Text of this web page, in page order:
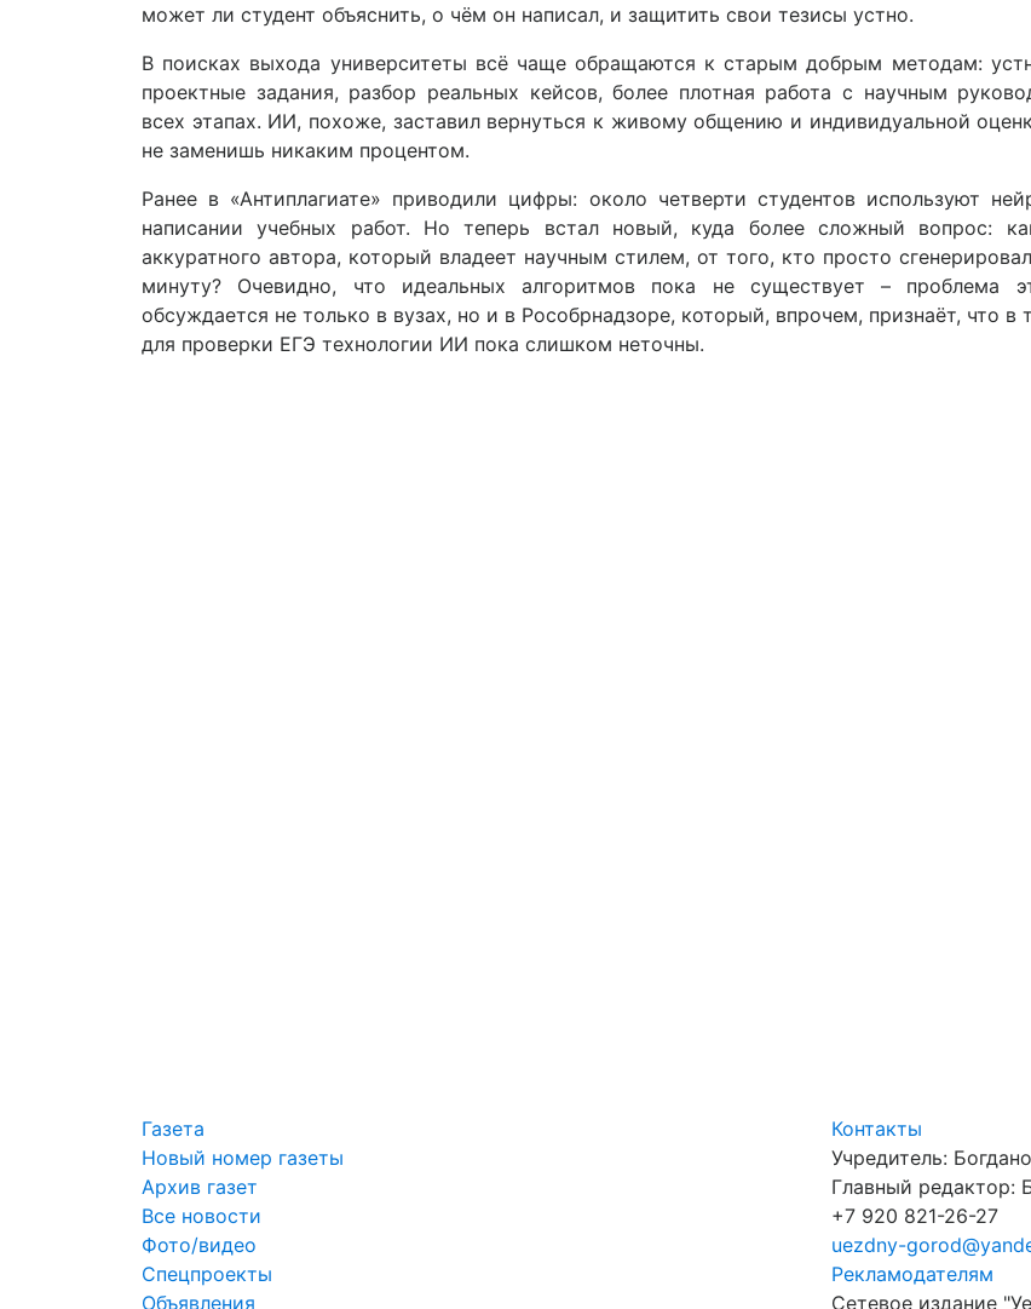
может ли студент объяснить, о чём он написал, и защитить свои тезисы устно.
В поисках выхода университеты всё чаще обращаются к старым добрым методам:
проектные задания, разбор реальных кейсов, более плотная работа с научным
всех этапах. ИИ, похоже, заставил вернуться к живому общению и индивидуальной
не заменишь никаким процентом.
Ранее в «Антиплагиате» приводили цифры: около четверти студентов используют
написании учебных работ. Но теперь встал новый, куда более сложный вопрос:
аккуратного автора, который владеет научным стилем, от того, кто просто
минуту? Очевидно, что идеальных алгоритмов пока не существует – проблема
обсуждается не только в вузах, но и в Рособрнадзоре, который, впрочем, признаёт, что в
для проверки ЕГЭ технологии ИИ пока слишком неточны.
Газета
Новый номер газеты
Архив газет
Все новости
Фото/видео
Спецпроекты
Объявления
Контакты
Учредитель:
Главный редактор:
+7 920 821-26-27
uezdny-
Рекламодателям
Сетевое издание